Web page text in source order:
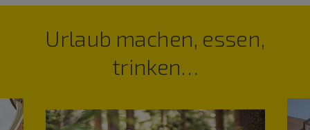
Urlaub machen, essen,
trinken…